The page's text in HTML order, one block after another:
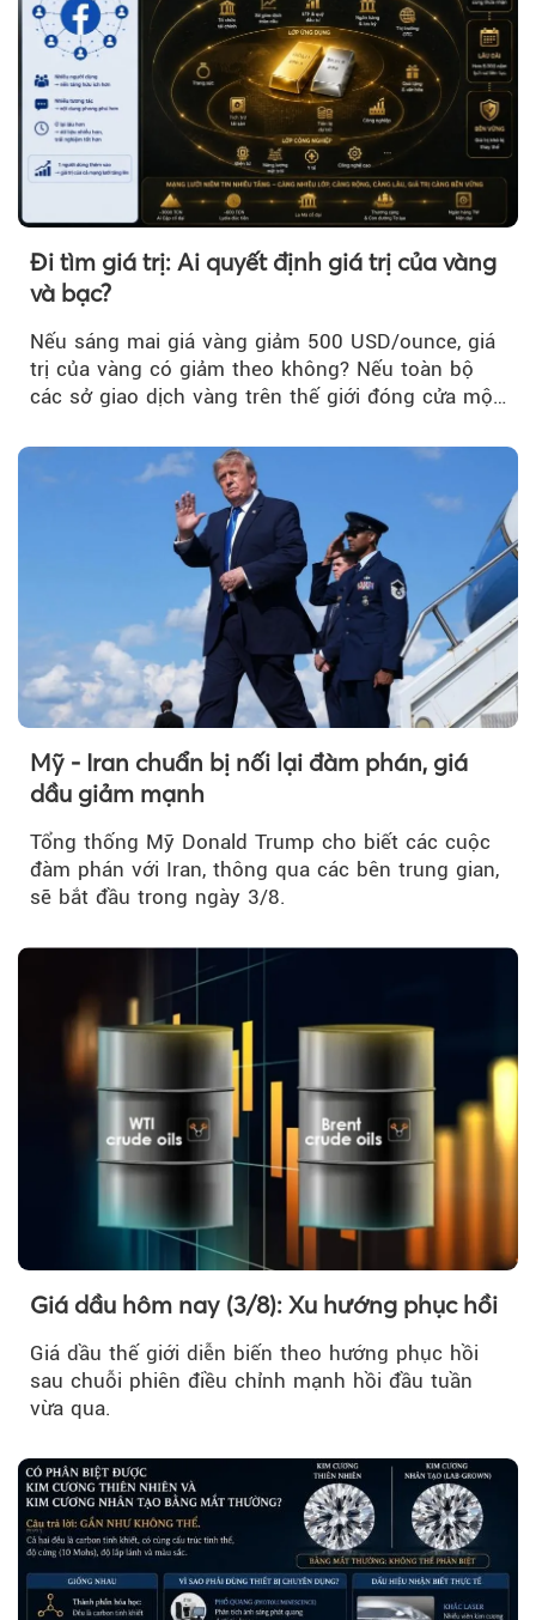
Đi tìm giá trị: Ai quyết định giá trị của vàng
và bạc?
Nếu sáng mai giá vàng giảm 500 USD/ounce, giá
trị của vàng có giảm theo không? Nếu toàn bộ
các sở giao dịch vàng trên thế giới đóng cửa một
Mỹ - Iran chuẩn bị nối lại đàm phán, giá
dầu giảm mạnh
Tổng thống Mỹ Donald Trump cho biết các cuộc
đàm phán với Iran, thông qua các bên trung gian,
sẽ bắt đầu trong ngày 3/8.
Giá dầu hôm nay (3/8): Xu hướng phục hồi
Giá dầu thế giới diễn biến theo hướng phục hồi
sau chuỗi phiên điều chỉnh mạnh hồi đầu tuần
vừa qua.